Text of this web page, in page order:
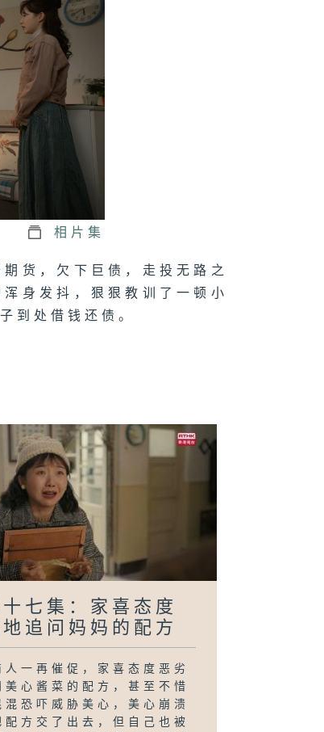
集：家丽
起了冲
：何文
家喜的
不善
讨儿子
事宜
相片集
货，欠下巨债，走投无路之
身发抖，狠狠教训了一顿小
到处借钱还债。
七集：家喜态度
追问妈妈的配方
人一再催促，家喜态度恶劣
美心酱菜的配方，甚至不惜
混恐吓威胁美心，美心崩溃
配方交了出去，但自己也被